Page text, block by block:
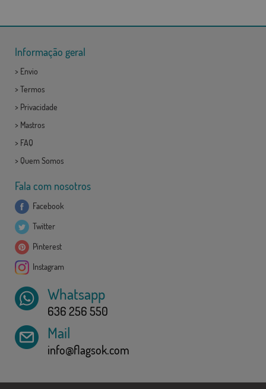
Informação geral
> Envio
> Termos
> Privacidade
> Mastros
> FAQ
> Quem Somos
Fala com nosotros
Facebook
Twitter
Pinterest
Instagram
Whatsapp
636 256 550
Mail
info@flagsok.com